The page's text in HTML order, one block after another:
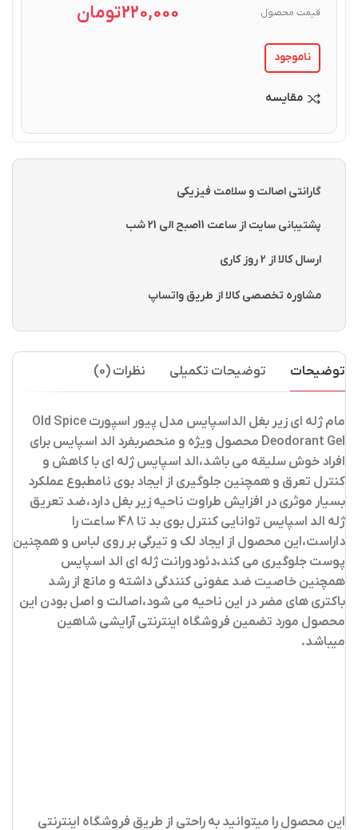
قیمت محصول 220,000تومان
ناموجود
مقایسه
گارانتی اصالت و سلامت فیزیکی
پشتیبانی سایت از ساعت 11صبح الی 21 شب
ارسال کالا از 2 روز کاری
مشاوره تخصصی کالا از طریق واتساپ
توضیحات توضیحات تکمیلی نظرات (0)
مام ژله ای زیر بغل الداسپایس مدل پیور اسپورت Old Spice
Deodorant Gel محصول ویژه و منحصربفرد الد اسپایس برای
افراد خوش سلیقه می باشد،الد اسپایس ژله ای با کاهش و
کنترل تعرق و همچنین جلوگیری از ایجاد بوی نامطبوع عملکرد
بسیار موثری در افزایش طراوت ناحیه زیر بغل دارد،ضد تعریق
ژله الد اسپایس توانایی کنترل بوی بد تا 48 ساعت را
داراست،این محصول از ایجاد لک و تیرگی بر روی لباس و همچنین
پوست جلوگیری می کند،دئودورانت ژله ای الد اسپایس
همچنین خاصیت ضد عفونی کنندگی داشته و مانع از رشد
باکتری های مضر در این ناحیه می شود،اصالت و اصل بودن این
محصول مورد تضمین فروشگاه اینترنتی آرایشی شاهین
میباشد.
این محصول را میتوانید به راحتی از طریق فروشگاه اینترنتی